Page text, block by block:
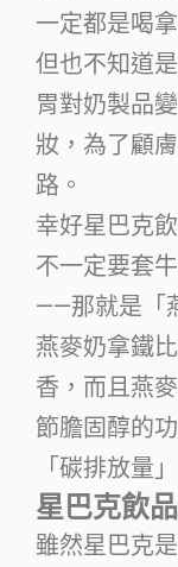
一定都是喝
但也不知道
胃對奶製品
妝，為了顧
路。
幸好星巴克
不一定要套
——那就是「
燕麥奶拿鐵
香，而且燕
節膽固醇的
「碳排放量
星巴克飲
雖然星巴克